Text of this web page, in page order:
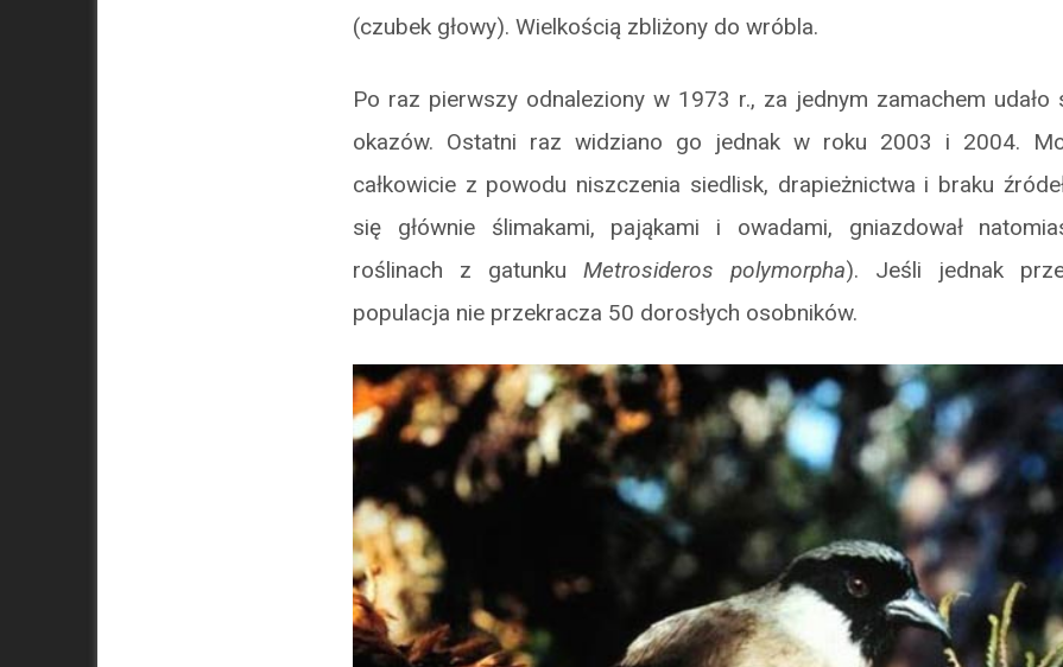
(czubek głowy). Wielkością zbliżony do wróbla.
Po raz pierwszy odnaleziony w 1973 r., za jednym zamachem
okazów. Ostatni raz widziano go jednak w roku 2003 i 2004.
całkowicie z powodu niszczenia siedlisk, drapieżnictwa i braku
się głównie ślimakami, pająkami i owadami, gniazdował
roślinach z gatunku Metrosideros polymorpha). Jeśli jednak
populacja nie przekracza 50 dorosłych osobników.